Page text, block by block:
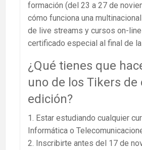
formación (del 23 a 27 de
cómo funciona una
de live streams y cursos on-
certificado especial al final de la
¿Qué tienes que
uno de los Tikers de
edición?
1. Estar estudiando cualquier
Informática o
2. Inscribirte antes del 17 de